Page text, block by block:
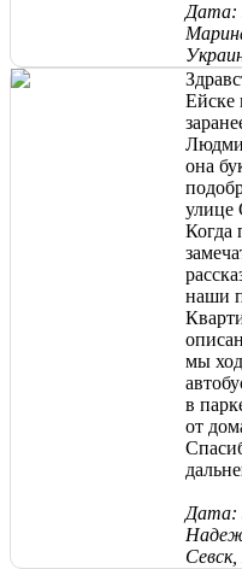
Дата:
Ейске
она
улице
Когда
наши
мы
в
от
Дата: